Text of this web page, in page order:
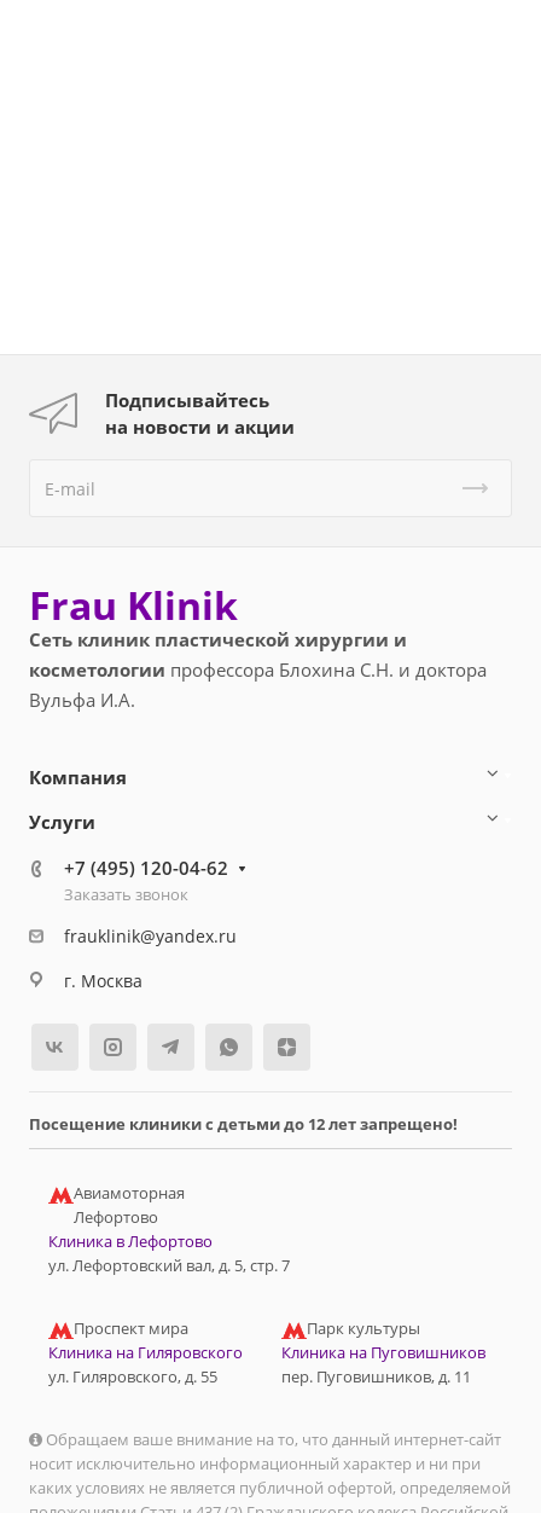
Подписывайтесь
на новости и акции
Frau Klinik
Сеть клиник пластической хирургии и
косметологии профессора Блохина С.Н. и доктора
Вульфа И.А.
Компания
Услуги
+7 (495) 120-04-62
Заказать звонок
frauklinik@yandex.ru
г. Москва
Посещение клиники с детьми до 12 лет запрещено!
Авиамоторная
Лефортово
Клиника в Лефортово
ул. Лефортовский вал, д. 5, стр. 7
Проспект мира
Клиника на Гиляровского
ул. Гиляровского, д. 55
Парк культуры
Клиника на Пуговишников
пер. Пуговишников, д. 11
Обращаем ваше внимание на то, что данный интернет-сайт
носит исключительно информационный характер и ни при
каких условиях не является публичной офертой, определяемой